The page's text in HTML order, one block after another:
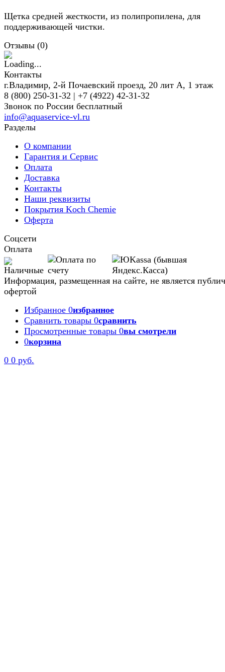
Щетка средней жесткости, из полипропилена, для
поддерживающей чистки.
Отзывы (0)
Контакты
г.Владимир, 2-й Почаевский проезд, 20 лит А, 1 этаж
8 (800) 250-31-32 | +7 (4922) 42-31-32
Звонок по России бесплатный
info@aquaservice-vl.ru
Разделы
О компании
Гарантия и Сервис
Оплата
Доставка
Контакты
Наши реквизиты
Покрытия Koch Chemie
Оферта
Соцсети
Оплата
Информация, размещенная на сайте, не является
офертой
Избранное 0избранное
Сравнить товары 0сравнить
Просмотренные товары 0вы смотрели
0корзина
0 0 руб.Задать вопрос